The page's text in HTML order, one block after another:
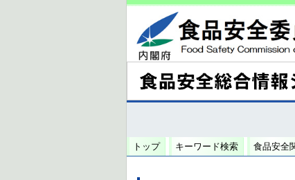
トップ キーワード検索 食品安全